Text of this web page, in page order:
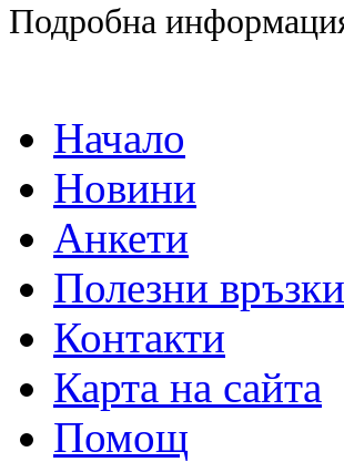
Подробна
Начало
Новини
Анкети
Полезни връзки
Контакти
Карта на сайта
Помощ